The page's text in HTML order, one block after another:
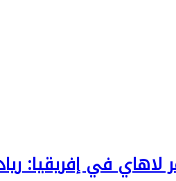
في إفريقيا: